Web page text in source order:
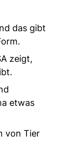
das gibt
zeigt,
etwas
von Tier